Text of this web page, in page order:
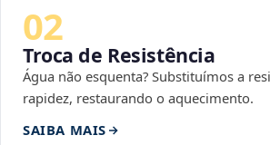
02
Troca de Resistência
Água não esquenta? Substituímos a
rapidez, restaurando o aquecimento.
SAIBA MAIS